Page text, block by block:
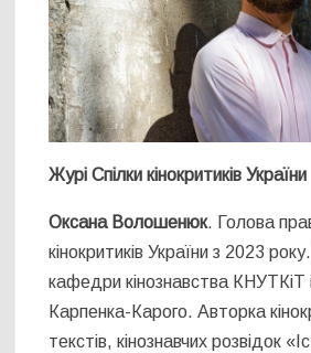
Журі Спілки кінокритиків України
Оксана Волошенюк. Голова
кінокритиків України з 2023
кафедри кінознавства КНУТКіТ
Карпенка-Карого. Авторка
текстів, кінознавчих розвідок